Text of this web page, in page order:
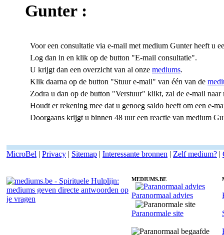
Gunter :
Voor een consultatie via e-mail met medium Gunter heeft u
Log dan in en klik op de button "E-mail consultatie".
U krijgt dan een overzicht van al onze mediums.
Klik daarna op de button "Stuur e-mail" van één van de
Zodra u dan op de button "Verstuur" klikt, zal de e-mail
Houdt er rekening mee dat u genoeg saldo heeft om een e-
Doorgaans krijgt u binnen 48 uur een reactie van medium
MicroBel | Privacy | Sitemap | Interessante bronnen | Zelf medium? |
MEDIUMS.BE
Paranormaal advies
Paranormale site